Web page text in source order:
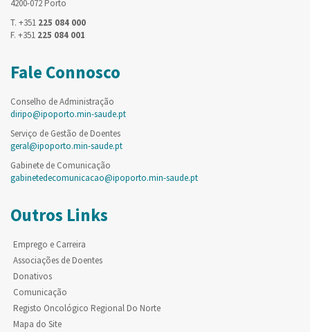
4200-072 Porto
T. +351 225 084 000
F. +351 225 084 001
Fale Connosco
Conselho de Administração
diripo@ipoporto.min-saude.pt
Serviço de Gestão de Doentes
geral@ipoporto.min-saude.pt
Gabinete de Comunicação
gabinetedecomunicacao@ipoporto.min-saude.pt
Outros Links
Emprego e Carreira
Associações de Doentes
Donativos
Comunicação
Registo Oncológico Regional Do Norte
Mapa do Site